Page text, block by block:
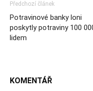
Předchozí článek
Potravinové banky loni
poskytly potraviny 100
lidem
KOMENTÁŘ